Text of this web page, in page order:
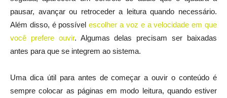
pausar, avançar ou retroceder a leitura quando necessário.
Além disso, é possívelescolher a voz e a velocidade em que
você prefere ouvir. Algumas delas precisam ser baixadas
antes para que se integrem ao sistema.
Uma dica útil para antes de começar a ouvir o conteúdo é
sempre colocar as páginas em modo leitura, quando estiver